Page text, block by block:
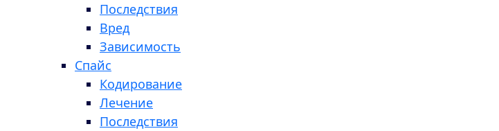
Последствия
Вред
Зависимость
Спайс
Кодирование
Лечение
Последствия